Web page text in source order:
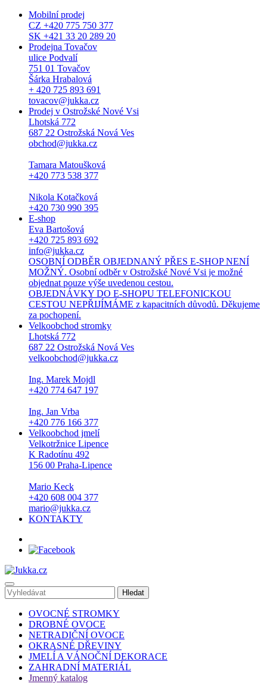
Mobilní prodej
CZ +420 775 750 377
SK +421 33 20 289 20
Prodejna Tovačov
ulice Podvalí
751 01 Tovačov
Šárka Hrabalová
+ 420 725 893 691
tovacov@jukka.cz
Prodej v Ostrožské Nové Vsi
Lhotská 772
687 22 Ostrožská Nová Ves
obchod@jukka.cz
Tamara Matoušková
+420 773 538 377
Nikola Kotačková
+420 730 990 395
E-shop
Eva Bartošová
+420 725 893 692
info@jukka.cz
OSOBNÍ ODBĚR OBJEDNANÝ PŘES E-SHOP NENÍ
MOŽNÝ. Osobní odběr v Ostrožské Nové Vsi je možné
objednat pouze výše uvedenou cestou.
OBJEDNÁVKY DO E-SHOPU TELEFONICKOU
CESTOU NEPŘIJÍMÁME z kapacitních důvodů. Děkujeme
za pochopení.
Velkoobchod stromky
Lhotská 772
687 22 Ostrožská Nová Ves
velkoobchod@jukka.cz
Ing. Marek Mojdl
+420 774 647 197
Ing. Jan Vrba
+420 776 166 377
Velkoobchod jmelí
Velkotržnice Lipence
K Radotínu 492
156 00 Praha-Lipence
Mario Keck
+420 608 004 377
mario@jukka.cz
KONTAKTY
OVOCNÉ STROMKY
DROBNÉ OVOCE
NETRADIČNÍ OVOCE
OKRASNÉ DŘEVINY
JMELÍ A VÁNOČNÍ DEKORACE
ZAHRADNÍ MATERIÁL
Jmenný katalog